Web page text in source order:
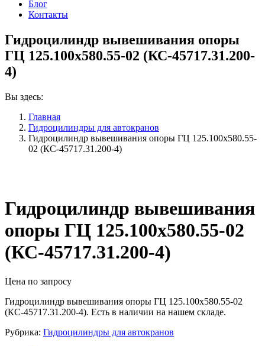
Блог
Контакты
Гидроцилиндр вывешивания опоры
ГЦ 125.100х580.55-02 (КС-45717.31.200-
4)
Вы здесь:
Главная
Гидроцилиндры для автокранов
Гидроцилиндр вывешивания опоры ГЦ 125.100х580.55-
02 (КС-45717.31.200-4)
Гидроцилиндр вывешивания
опоры ГЦ 125.100х580.55-02
(КС-45717.31.200-4)
Цена по запросу
Гидроцилиндр вывешивания опоры ГЦ 125.100х580.55-02
(КС-45717.31.200-4). Есть в наличии на нашем складе.
Рубрика: Гидроцилиндры для автокранов